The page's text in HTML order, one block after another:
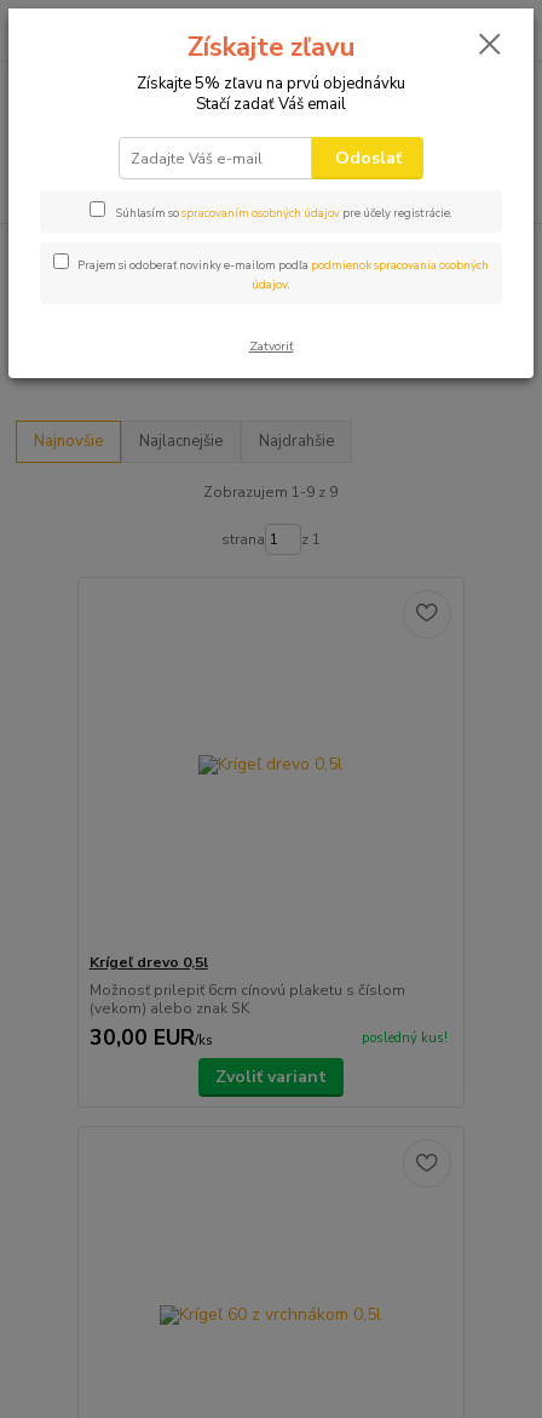
0,00 EUR
Krígle a poháre
Najnovšie Najlacnejšie Najdrahšie
Zobrazujem 1-9 z 9
strana z 1
Krígeľ drevo 0,5l
Možnosť prilepiť 6cm cínovú plaketu s číslom
(vekom) alebo znak SK
30,00 EUR/ks posledný kus!
Zvoliť variant
Získajte zľavu
Získajte 5% zľavu na prvú objednávku
Stačí zadať Váš email
Odoslať
Súhlasím sospracovaním osobných údajov pre účely registrácie.
Prajem si odoberať novinky e-mailom podľa podmienok spracovania osobných
údajov.
Zatvoriť